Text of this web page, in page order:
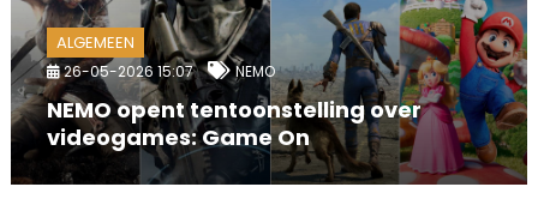
ALGEMEEN
26-05-2026 15:07 NEMO
NEMO opent tentoonstelling over
videogames: Game On